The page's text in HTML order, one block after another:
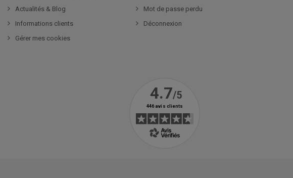
Actualités & Blog
Informations clients
Gérer mes cookies
Mot de passe perdu
Déconnexion